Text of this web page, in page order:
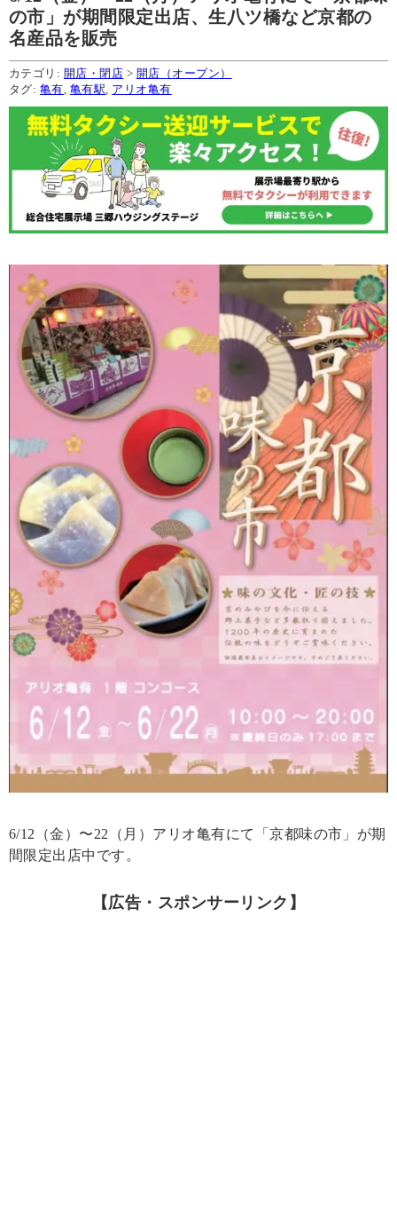
の市」が期間限定出店、生八ツ橋など京都の
名産品を販売
カテゴリ: 開店・閉店 > 開店（オープン）
タグ: 亀有 亀有駅 アリオ亀有
6/12（金）〜22（月）アリオ亀有にて「京都味の市」が期
間限定出店中です。
【広告・スポンサーリンク】